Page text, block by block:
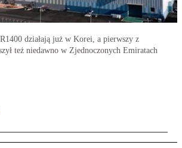
działają już w Korei, a pierwszy z
też niedawno w Zjednoczonych Emiratach